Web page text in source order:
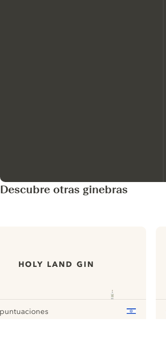
Descubre otras ginebras
HOLY LAND GIN